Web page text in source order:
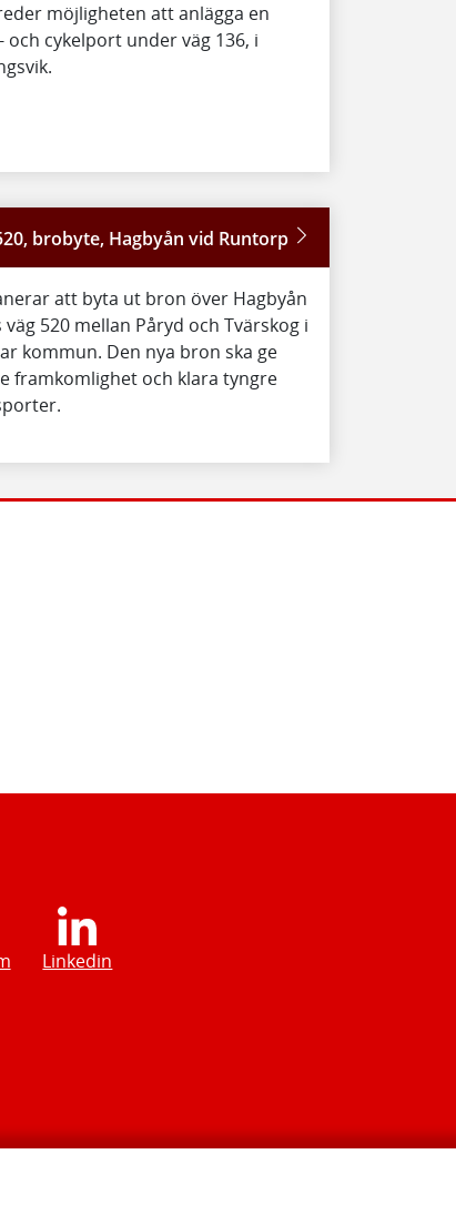
möjligheten att anlägga en
och cykelport under väg 136, i
brobyte, Hagbyån vid Runtorp
att byta ut bron över Hagbyån
väg 520 mellan Påryd och Tvärskog i
kommun. Den nya bron ska ge
framkomlighet och klara tyngre
Linkedin